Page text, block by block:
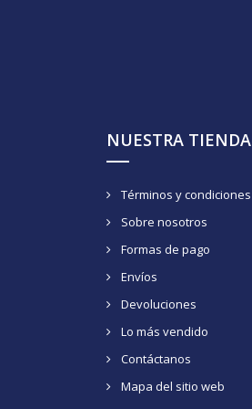
NUESTRA TIENDA
Términos y condiciones
Sobre nosotros
Formas de pago
Envíos
Devoluciones
Lo más vendido
Contáctanos
Mapa del sitio web